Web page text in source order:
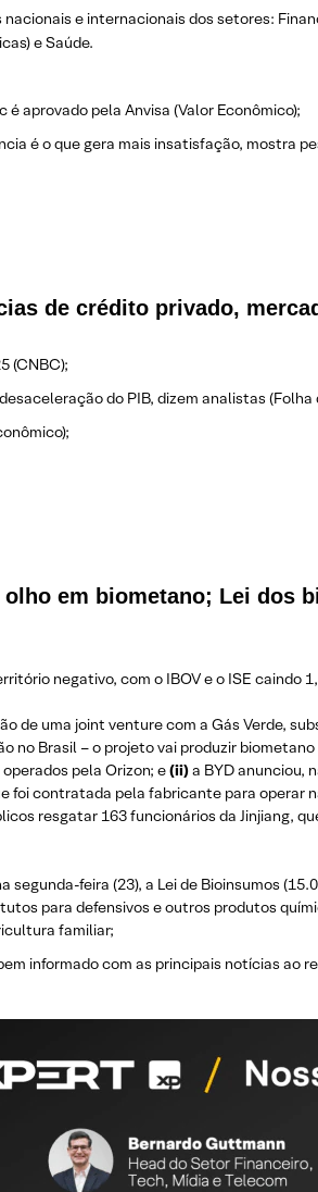
e internacionais dos setores:
e Saúde.
aprovado pela Anvisa (Valor Econômico);
é o que gera mais insatisfação, mostra
de crédito privado,
(CNBC);
do PIB, dizem analistas (Folha
em biometano; Lei dos
negativo, com o IBOV e o ISE caindo
de uma joint venture com a Gás Verde,
no Brasil – o projeto vai produzir
pela Orizon; e(ii)a BYD anunciou,
contratada pela fabricante para operar
resgatar 163 funcionários da Jinjiang,
segunda-feira (23), a Lei de Bioinsumos
para defensivos e outros produtos
familiar;
informado com as principais notícias ao